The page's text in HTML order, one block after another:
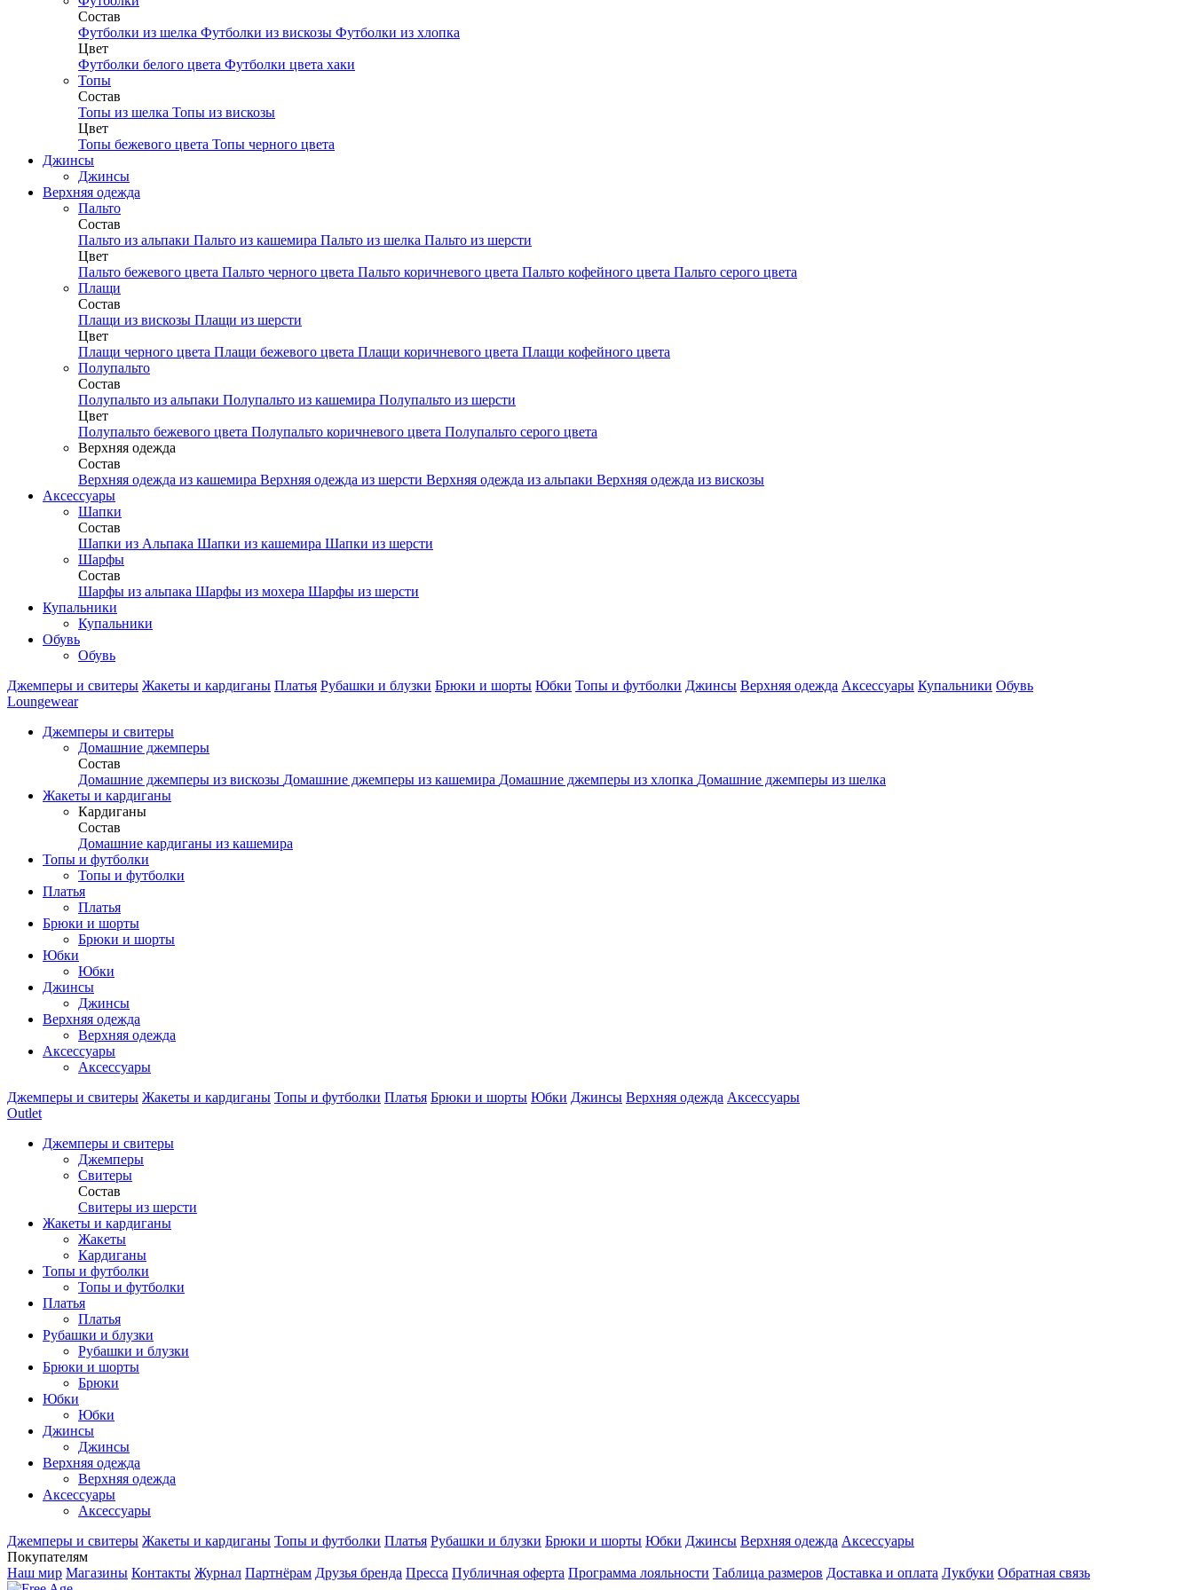
Состав
Футболки из шелка Футболки из вискозы Футболки из хлопка
Цвет
Футболки белого цвета Футболки цвета хаки
Топы
Состав
Топы из шелка Топы из вискозы
Цвет
Топы бежевого цвета Топы черного цвета
Джинсы
Джинсы
Верхняя одежда
Пальто
Состав
Пальто из альпаки Пальто из кашемира Пальто из шелка Пальто из шерсти
Цвет
Пальто бежевого цвета Пальто черного цвета Пальто коричневого цвета Пальто кофейного цвета Пальто серого цвета
Плащи
Состав
Плащи из вискозы Плащи из шерсти
Цвет
Плащи черного цвета Плащи бежевого цвета Плащи коричневого цвета Плащи кофейного цвета
Полупальто
Состав
Полупальто из альпаки Полупальто из кашемира Полупальто из шерсти
Цвет
Полупальто бежевого цвета Полупальто коричневого цвета Полупальто серого цвета
Верхняя одежда
Состав
Верхняя одежда из кашемира Верхняя одежда из шерсти Верхняя одежда из альпаки Верхняя одежда из вискозы
Аксесcуары
Шапки
Состав
Шапки из Альпака Шапки из кашемира Шапки из шерсти
Шарфы
Состав
Шарфы из альпака Шарфы из мохера Шарфы из шерсти
Купальники
Купальники
Обувь
Обувь
Джемперы и свитеры Жакеты и кардиганы Платья Рубашки и блузки Брюки и шорты Юбки Топы и футболки Джинсы Верхняя одежда Аксесcуары Купальники Обувь
Loungewear
Джемперы и свитеры
Домашние джемперы
Состав
Домашние джемперы из вискозы Домашние джемперы из кашемира Домашние джемперы из хлопка Домашние джемперы из шелка
Жакеты и кардиганы
Кардиганы
Состав
Домашние кардиганы из кашемира
Топы и футболки
Топы и футболки
Платья
Платья
Брюки и шорты
Брюки и шорты
Юбки
Юбки
Джинсы
Джинсы
Верхняя одежда
Верхняя одежда
Аксессуары
Аксессуары
Джемперы и свитеры Жакеты и кардиганы Топы и футболки Платья Брюки и шорты Юбки Джинсы Верхняя одежда Аксессуары
Outlet
Джемперы и свитеры
Джемперы
Свитеры
Состав
Свитеры из шерсти
Жакеты и кардиганы
Жакеты
Кардиганы
Топы и футболки
Топы и футболки
Платья
Платья
Рубашки и блузки
Рубашки и блузки
Брюки и шорты
Брюки
Юбки
Юбки
Джинсы
Джинсы
Верхняя одежда
Верхняя одежда
Аксесcуары
Аксесcуары
Джемперы и свитеры Жакеты и кардиганы Топы и футболки Платья Рубашки и блузки Брюки и шорты Юбки Джинсы Верхняя одежда Аксесcуары
Покупателям
Наш мир Магазины Контакты Журнал Партнёрам Друзья бренда Пресса Публичная оферта Программа лояльности Таблица размеров Доставка и оплата Лукбуки Обратная связь